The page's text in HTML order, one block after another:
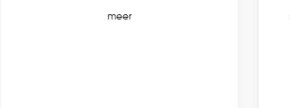
meer